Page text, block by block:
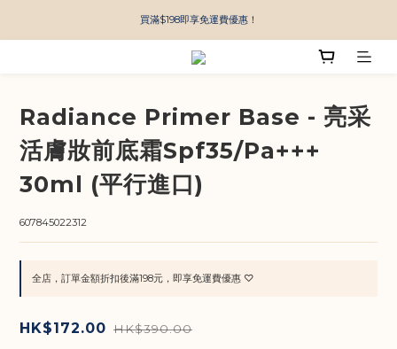
買滿$198即享免運費優惠！
Radiance Primer Base - 亮采
活膚妝前底霜Spf35/Pa+++
30ml (平行進口)
607845022312
全店，訂單金額折扣後滿198元，即享免運費優惠 ♡
HK$172.00 HK$390.00